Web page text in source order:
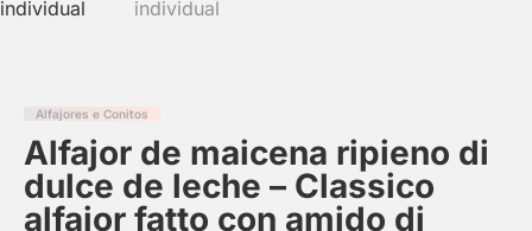
Alfajores e Conitos
Alfajor de maicena ripieno di
dulce de leche – Classico
alfajor fatto con amido di